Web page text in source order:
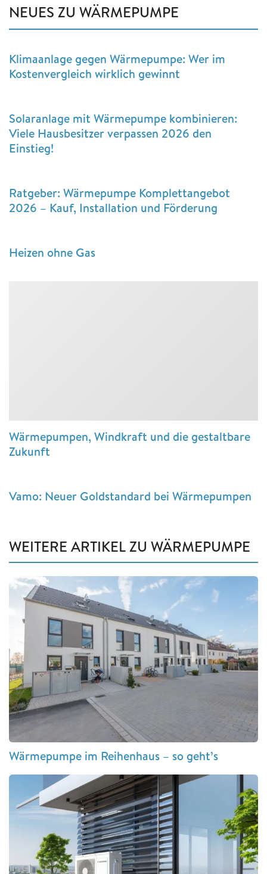
NEUES ZU WÄRMEPUMPE
Klimaanlage gegen Wärmepumpe: Wer im
Kostenvergleich wirklich gewinnt
Solaranlage mit Wärmepumpe kombinieren:
Viele Hausbesitzer verpassen 2026 den
Einstieg!
Ratgeber: Wärmepumpe Komplettangebot
2026 – Kauf, Installation und Förderung
Heizen ohne Gas
Wärmepumpen, Windkraft und die gestaltbare
Zukunft
Vamo: Neuer Goldstandard bei Wärmepumpen
WEITERE ARTIKEL ZU WÄRMEPUMPE
Wärmepumpe im Reihenhaus – so geht’s